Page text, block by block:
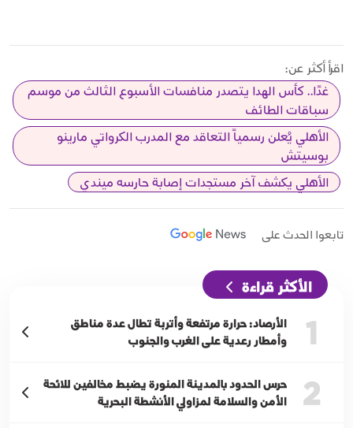
اقرأ أكثر عن:
غدًا.. كأس الهدا يتصدر منافسات الأسبوع الثالث من موسم
سباقات الطائف
الأهلي يُعلن رسمياً التعاقد مع المدرب الكرواتي مارينو
بوسيتش
الأهلي يكشف آخر مستجدات إصابة حارسه ميندي
تابعوا الحدث على
الأكثر قراءة
1
الأرصاد: حرارة مرتفعة وأتربة تطال عدة مناطق
وأمطار رعدية على الغرب والجنوب
2
حرس الحدود بالمدينة المنورة يضبط مخالفين للائحة
الأمن والسلامة لمزاولي الأنشطة البحرية